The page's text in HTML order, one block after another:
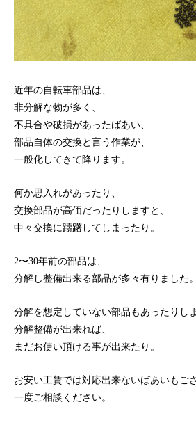
近年の自転車部品は、
非分解な物が多く、
不具合や破損があったばあい、
部品自体の交換と言う作業が、
一般化してきて降ります。
何か思入れがあったり、
交換部品が高価だったりしますと、
中々交換に躊躇してしまったり。
2〜30年前の部品は、
分解し整備出来る部品が多々有りました。
分解を想定していない部品もあったりし
分解整備が出来れば、
まだお使い頂ける事が出来たり。
お安い工賃では対応出来ないばあいもご
一度ご相談ください。